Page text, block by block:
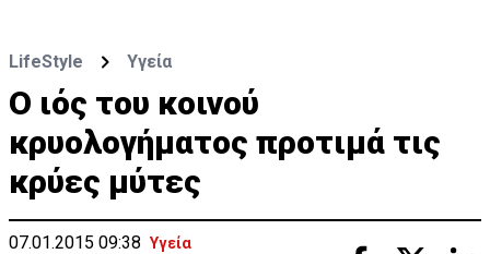
LifeStyle Υγεία
Ο ιός του κοινού
κρυολογήματος προτιμά τις
κρύες μύτες
07.01.2015 09:38 Υγεία